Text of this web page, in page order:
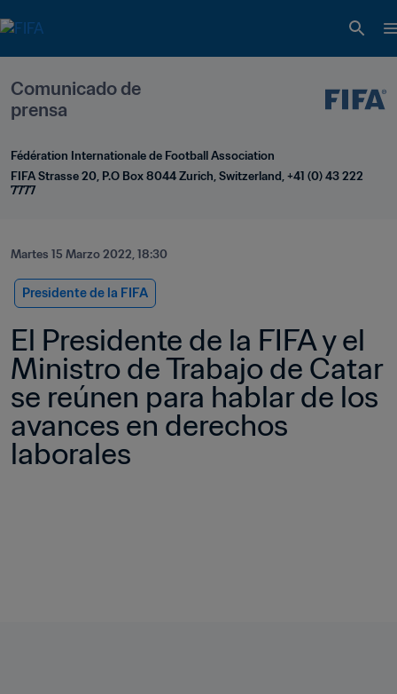
Comunicado de
prensa
Fédération Internationale de Football Association
FIFA Strasse 20, P.O Box 8044 Zurich, Switzerland, +41 (0) 43 222
7777
Martes 15 Marzo 2022, 18:30
Presidente de la FIFA
El Presidente de la FIFA y el
Ministro de Trabajo de Catar
se reúnen para hablar de los
avances en derechos
laborales